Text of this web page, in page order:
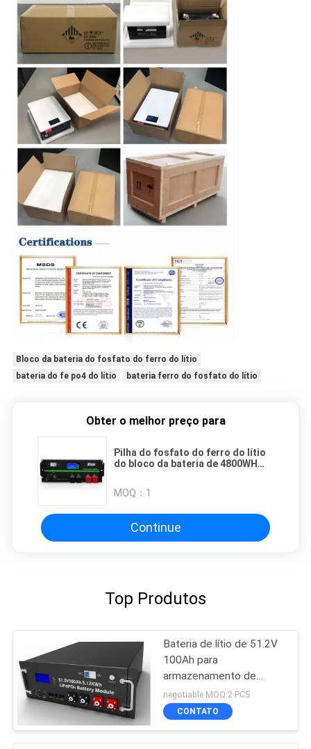
Bloco da bateria do fosfato do ferro do lítio
bateria do fe po4 do lítio
bateria ferro do fosfato do lítio
Obter o melhor preço para
Pilha do fosfato do ferro do lítio
do bloco da bateria de 4800WH
MOQ： 1
Continue
Top Produtos
Bateria de lítio de 51.2V
100Ah para
armazenamento de
energia
negotiable MOQ:2 PCS
CONTATO